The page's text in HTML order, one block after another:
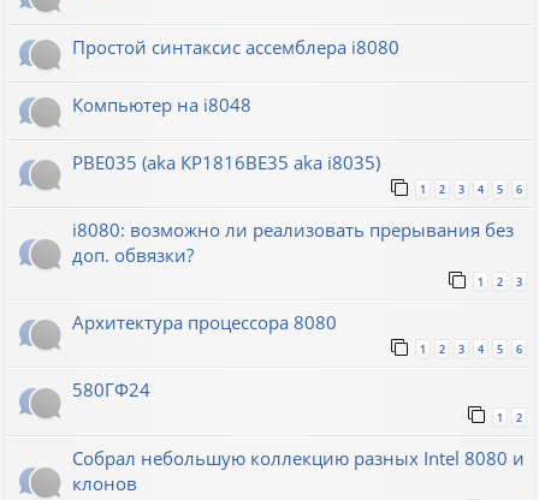
Простой синтаксис ассемблера i8080
Компьютер на i8048
РВЕ035 (aka КР1816ВЕ35 aka i8035)
1 2 3 4 5 6
i8080: возможно ли реализовать прерывания без
доп. обвязки?
1 2 3
Архитектура процессора 8080
1 2 3 4 5 6
580ГФ24
1 2
Собрал небольшую коллекцию разных Intel 8080 и
клонов